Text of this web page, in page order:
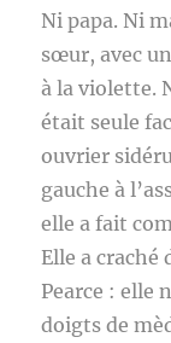
Ni papa. Ni
sœur, avec
à la violette.
était seule
ouvrier
gauche à
elle a fait
Elle a craché
Pearce : elle
doigts de